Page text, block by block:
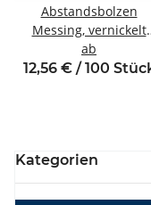
Abstandsbolzen
Messing, vernickelt
Innen/Innengewinde
SW7
ab
12,56 € / 100
Kategorien